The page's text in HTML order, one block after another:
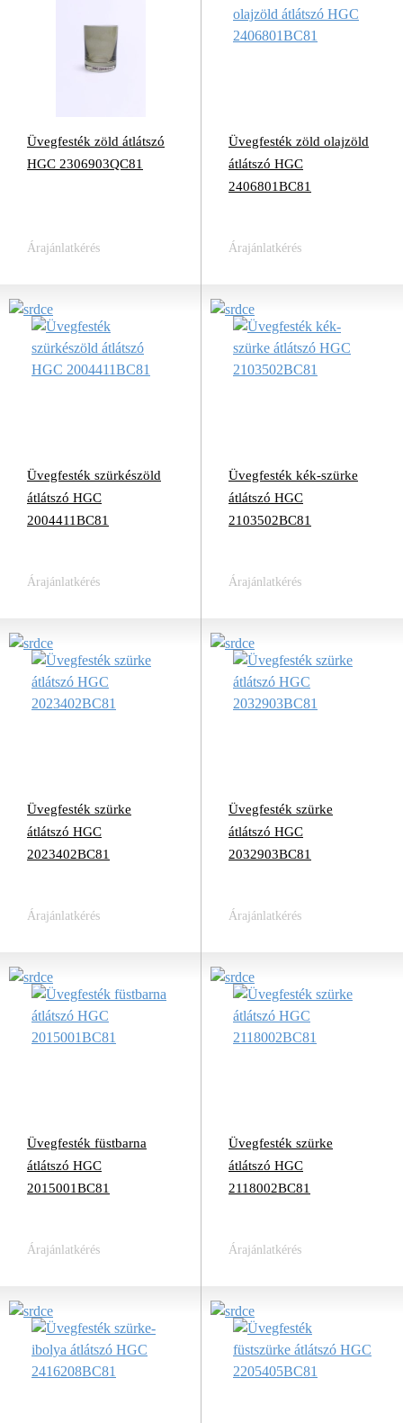
Üvegfesték zöld átlátszó
HGC 2306903QC81
Árajánlatkérés
Üvegfesték zöld olajzöld
átlátszó HGC
2406801BC81
Árajánlatkérés
Üvegfesték szürkészöld
átlátszó HGC
2004411BC81
Árajánlatkérés
Üvegfesték kék-szürke
átlátszó HGC
2103502BC81
Árajánlatkérés
Üvegfesték szürke
átlátszó HGC
2023402BC81
Árajánlatkérés
Üvegfesték szürke
átlátszó HGC
2032903BC81
Árajánlatkérés
Üvegfesték füstbarna
átlátszó HGC
2015001BC81
Árajánlatkérés
Üvegfesték szürke
átlátszó HGC
2118002BC81
Árajánlatkérés